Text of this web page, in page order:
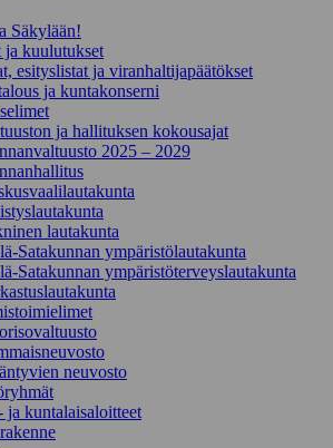
Säkylään!
ja kuulutukset
esityslistat ja viranhaltijapäätökset
ja kuntakonserni
ja hallituksen kokousajat
2025 – 2029
lautakunta
Satakunnan ympäristölautakunta
Satakunnan ympäristöterveyslautakunta
neuvosto
ja kuntalaisaloitteet